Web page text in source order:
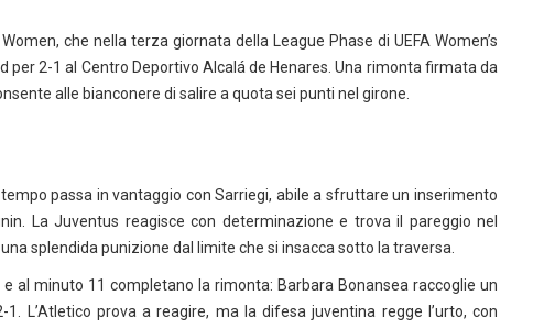
che nella terza giornata della League Phase di UEFA Women’s
per 2-1 al Centro Deportivo Alcalá de Henares. Una rimonta firmata da
alle bianconere di salire a quota sei punti nel girone.
tempo passa in vantaggio con Sarriegi, abile a sfruttare un inserimento
La Juventus reagisce con determinazione e trova il pareggio nel
splendida punizione dal limite che si insacca sotto la traversa
al minuto 11 completano la rimonta: Barbara Bonansea raccoglie un
L’Atletico prova a reagire, ma la difesa juventina regge l’urto, con